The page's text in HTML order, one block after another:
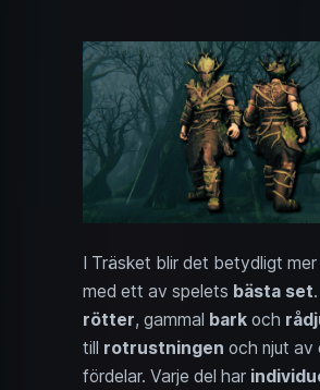
I Träsket blir det betydligt mer
med ett av spelets bästa set
rötter, gammal bark och
till rotrustningen och njut av
fördelar. Varje del har